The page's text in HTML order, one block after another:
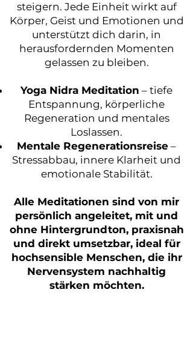
steigern. Jede Einheit wirkt auf
Körper, Geist und Emotionen und
unterstützt dich darin, in
herausfordernden Momenten
gelassen zu bleiben.
Yoga Nidra Meditation – tiefe
Entspannung, körperliche
Regeneration und mentales
Loslassen.
Mentale Regenerationsreise –
Stressabbau, innere Klarheit und
emotionale Stabilität.
Alle Meditationen sind von mir
persönlich angeleitet, mit und
ohne Hintergrundton, praxisnah
und direkt umsetzbar, ideal für
hochsensible Menschen, die ihr
Nervensystem nachhaltig
stärken möchten.